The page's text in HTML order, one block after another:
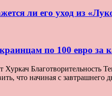
ли его уход из
по 100 евро
Благотворительность
что начиная с завтрашнего